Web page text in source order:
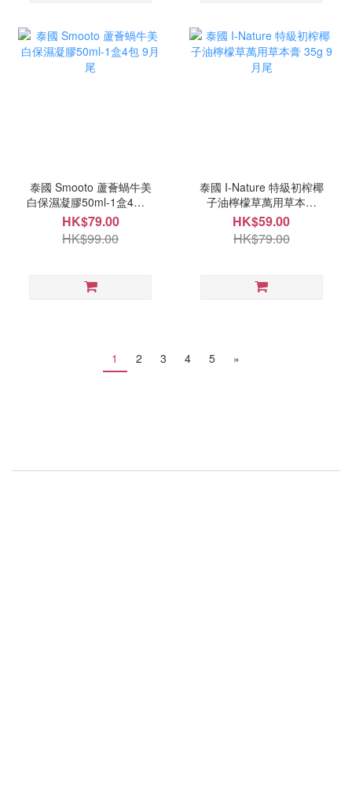
泰國 Smooto 蘆薈蝸牛美
白保濕凝膠50ml-1盒4包 9
月尾
HK$79.00
HK$99.00
泰國 I-Nature 特級初榨椰
子油檸檬草萬用草本膏
35g 9月尾
HK$59.00
HK$79.00
1 2 3 4 5 »